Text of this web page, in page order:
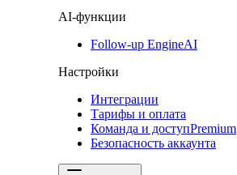
AI-функции
Follow-up EngineAI
Настройки
Интеграции
Тарифы и оплата
Команда и доступPremium
Безопасность аккаунта